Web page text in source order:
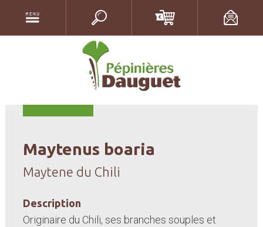
Maytenus boaria
Maytene du Chili
Description
Originaire du Chili, ses branches souples et